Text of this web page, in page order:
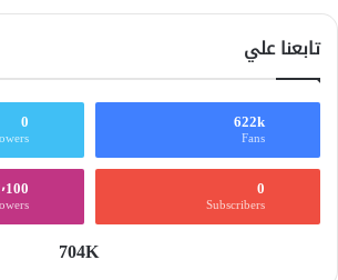
تابعنا علي
622k
Fans
0
0
Subscribers
704K